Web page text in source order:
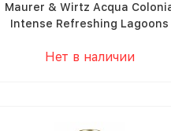
Maurer & Wirtz Acqua
Intense Refreshing Lagoons
Нет в наличии